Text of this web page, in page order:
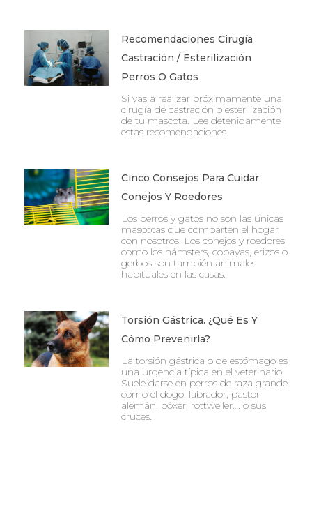
Recomendaciones Cirugía
Castración / Esterilización
Perros O Gatos
Si vas a realizar próximamente una
cirugía de castración o esterilización
de tu mascota. Lee detenidamente
estas recomendaciones.
Cinco Consejos Para Cuidar
Conejos Y Roedores
Los perros y gatos no son las únicas
mascotas que comparten el hogar
con nosotros. Los conejos y roedores
como los hámsters, cobayas, erizos o
gerbos son también animales
habituales en las casas.
Torsión Gástrica. ¿Qué Es Y
Cómo Prevenirla?
La torsión gástrica o de estómago es
una urgencia típica en el veterinario.
Suele darse en perros de raza grande
como el dogo, labrador, pastor
alemán, bóxer, rottweiler…. o sus
cruces.